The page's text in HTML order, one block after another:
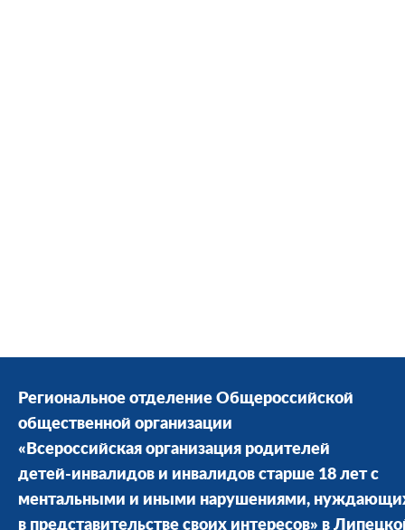
Региональное отделение Общероссийской
общественной организации
«Всероссийская организация родителей
детей-инвалидов и инвалидов старше 18 лет с
ментальными и иными нарушениями,
в представительстве своих интересов» в